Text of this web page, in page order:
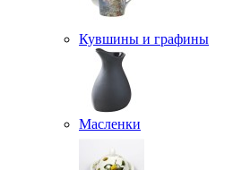
Кувшины и графины
Масленки